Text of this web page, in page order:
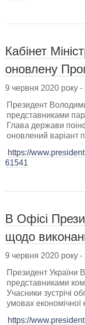
Кабінет
оновлену
9 червня 2020 року -
Президент
представниками
Глава держави
оновлений варіант
https://
61541
В Офісі
щодо
9 червня 2020 року -
Президент України
представниками
Учасники зустрічі
умовах економічної
https://